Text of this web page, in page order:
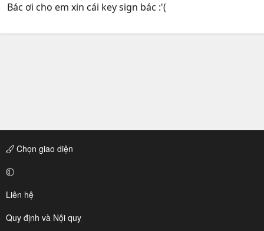
Bác ơi cho em xin cái key sign bác :'(
Chọn giao diện
Liên hệ
Quy định và Nội quy